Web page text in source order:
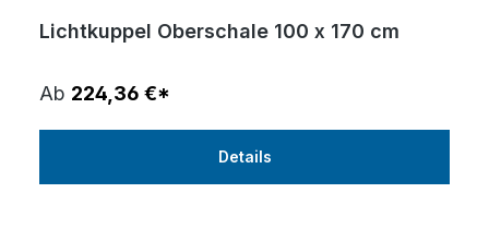
Lichtkuppel Oberschale 100 x 170 cm
Ab 224,36 €*
Details